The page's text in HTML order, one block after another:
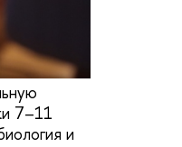
7–11
и